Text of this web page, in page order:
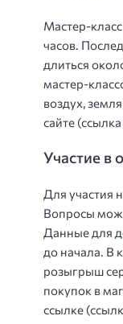
Мастер-
часов.
длиться
мастер-
воздух,
сайте
Участие в
Для участия
Вопросы
Данные для
до начала. В
розыгрыш
покупок в
ссылке